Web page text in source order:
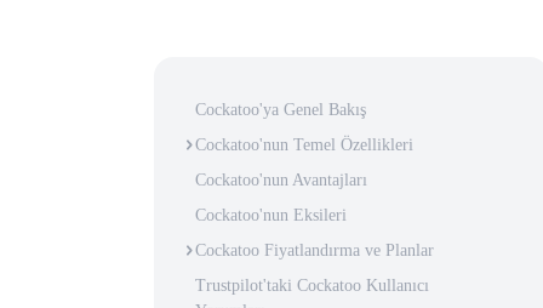
Cockatoo'ya Genel Bakış
Cockatoo'nun Temel Özellikleri
Cockatoo'nun Avantajları
Cockatoo'nun Eksileri
Cockatoo Fiyatlandırma ve Planlar
Trustpilot'taki Cockatoo Kullanıcı